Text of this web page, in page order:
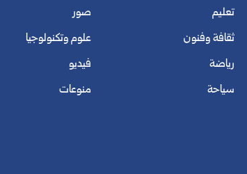
تعليم
ثقافة وفنون
رياضة
سياحة
صور
علوم وتكنولوجيا
فيديو
منوعات